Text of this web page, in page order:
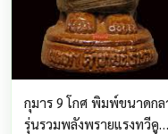
กุมาร 9 โกศ พิมพ์ขนาดกล
รุ่นรวมพลังพรายแรงทวีคูณ